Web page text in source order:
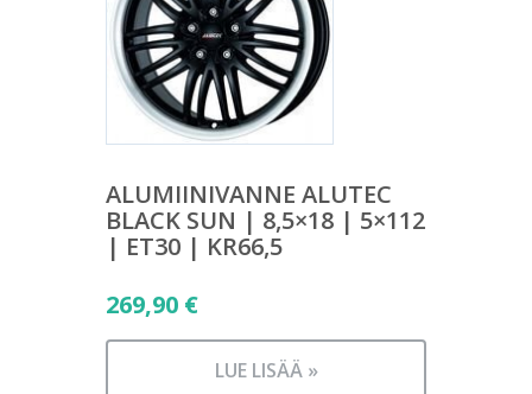
ALUMIINIVANNE ALUTEC
BLACK SUN | 8,5×18 | 5×112
| ET30 | KR66,5
269,90 €
LUE LISÄÄ »